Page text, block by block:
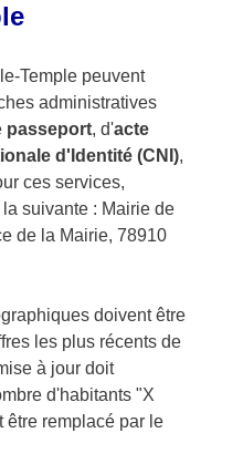
Temple peuvent
administratives
passeport, d'acte
d'Identité (CNI),
ces services,
suivante : Mairie de
de la Mairie, 78910
doivent être
les plus récents de
à jour doit
d'habitants "X
être remplacé par le